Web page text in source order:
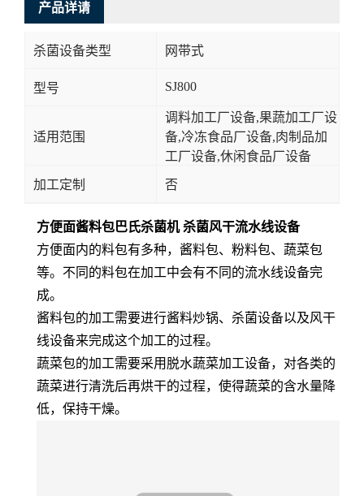
产品详请
杀菌设备类型 网带式
型号 SJ800
适用范围
调料加工厂设备,果蔬加工厂设
备,冷冻食品厂设备,肉制品加
工厂设备,休闲食品厂设备
加工定制 否
方便面酱料包巴氏杀菌机 杀菌风干流水线设备
方便面内的料包有多种，酱料包、粉料包、蔬菜包
等。不同的料包在加工中会有不同的流水线设备完
成。
酱料包的加工需要进行酱料炒锅、杀菌设备以及风干
线设备来完成这个加工的过程。
蔬菜包的加工需要采用脱水蔬菜加工设备，对各类的
蔬菜进行清洗后再烘干的过程，使得蔬菜的含水量降
低，保持干燥。